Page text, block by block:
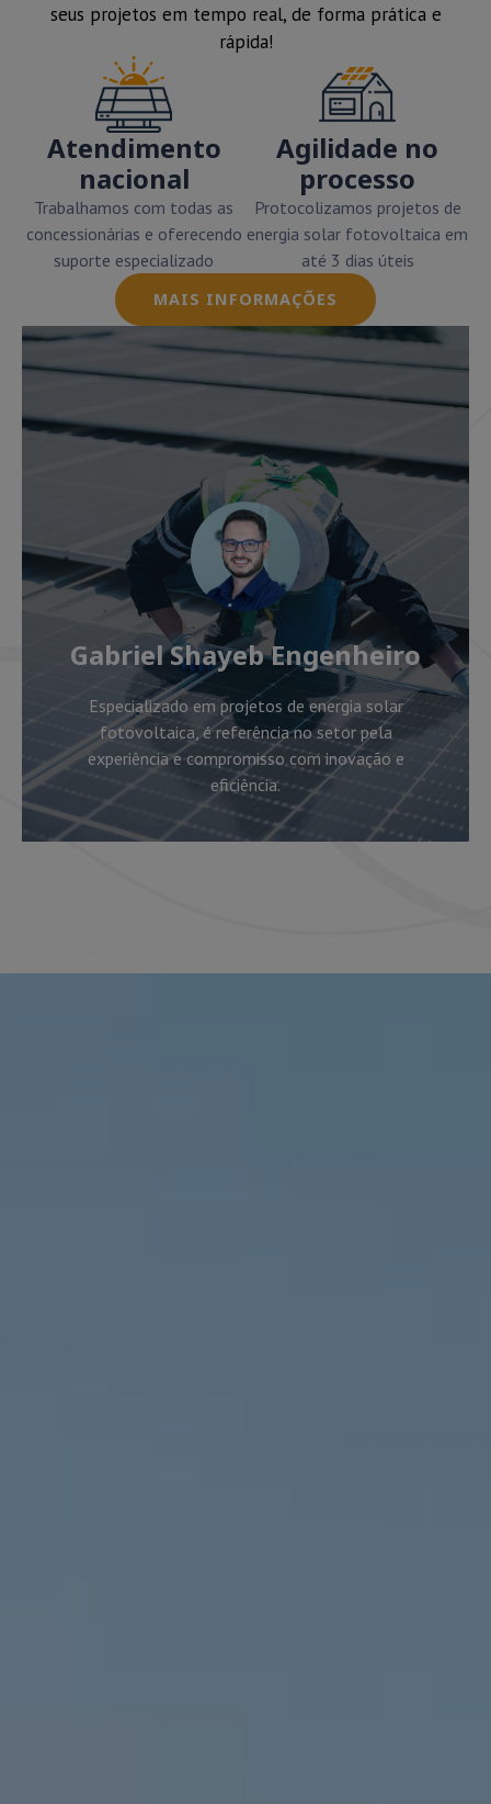
seus projetos em tempo real, de forma prática e
rápida!
Atendimento
nacional
Trabalhamos com todas as
concessionárias e oferecendo
suporte especializado
Agilidade no
processo
Protocolizamos projetos de
energia solar fotovoltaica em
até 3 dias úteis
MAIS INFORMAÇÕES
Gabriel Shayeb Engenheiro
Especializado em projetos de energia solar
fotovoltaica, é referência no setor pela
experiência e compromisso com inovação e
eficiência.